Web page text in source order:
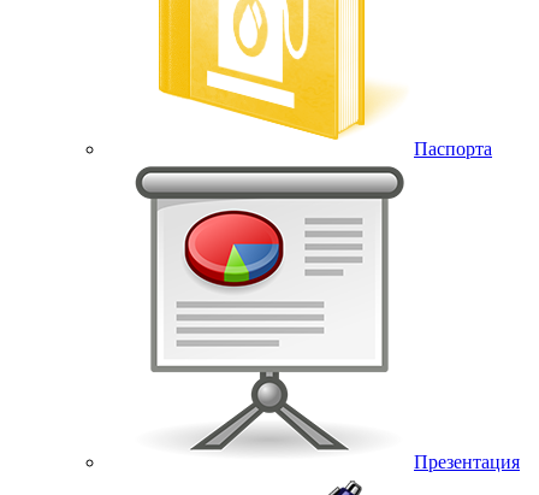
Паспорта
Презентация